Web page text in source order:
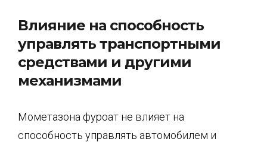
Влияние на способность
управлять транспортными
средствами и другими
механизмами
Мометазона фуроат не влияет на
способность управлять автомобилем и